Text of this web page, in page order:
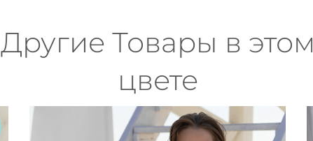
Другие Товары в этом
цвете